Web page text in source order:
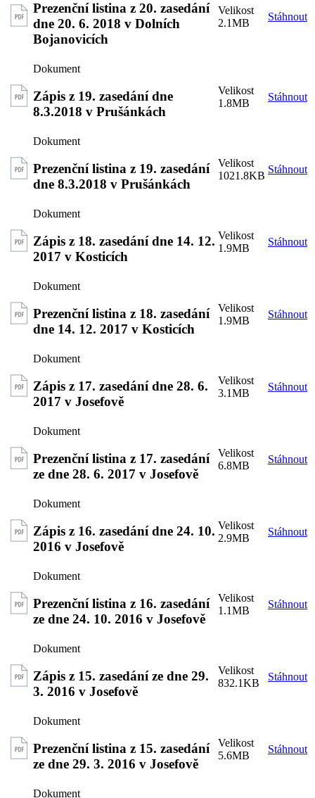
Prezenční listina z 20. zasedání
dne 20. 6. 2018 v Dolních
Bojanovicích
2.1MB
Stáhnout
Zápis z 19. zasedání dne
8.3.2018 v Prušánkách
1.8MB
Stáhnout
Prezenční listina z 19. zasedání
dne 8.3.2018 v Prušánkách
1021.8KB
Stáhnout
Zápis z 18. zasedání dne 14. 12.
2017 v Kosticích
1.9MB
Stáhnout
Prezenční listina z 18. zasedání
dne 14. 12. 2017 v Kosticích
1.9MB
Stáhnout
Zápis z 17. zasedání dne 28. 6.
2017 v Josefově
3.1MB
Stáhnout
Prezenční listina z 17. zasedání
ze dne 28. 6. 2017 v Josefově
6.8MB
Stáhnout
Zápis z 16. zasedání dne 24. 10.
2016 v Josefově
2.9MB
Stáhnout
Prezenční listina z 16. zasedání
ze dne 24. 10. 2016 v Josefově
1.1MB
Stáhnout
Zápis z 15. zasedání ze dne 29.
3. 2016 v Josefově
832.1KB
Stáhnout
Prezenční listina z 15. zasedání
ze dne 29. 3. 2016 v Josefově
5.6MB
Stáhnout